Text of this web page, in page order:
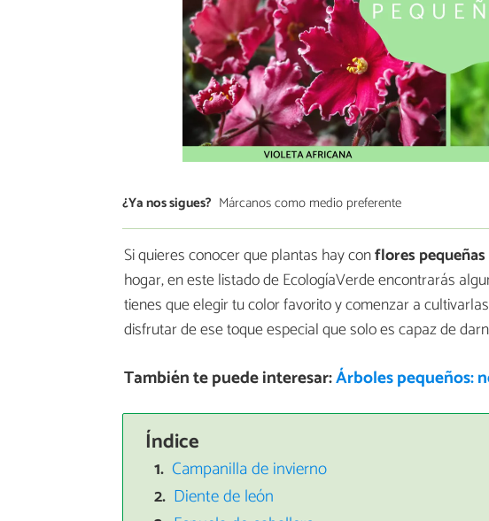
¿Ya nos sigues? Márcanos como medio preferente
Si quieres conocer que plantas hay conflores pequeñas
hogar, en este listado de EcologíaVerde encontrarás
tienes que elegir tu color favorito y comenzar a
disfrutar de ese toque especial que solo es capaz de
También te puede interesar:Árboles pequeños:
Índice
Campanilla de invierno
Diente de león